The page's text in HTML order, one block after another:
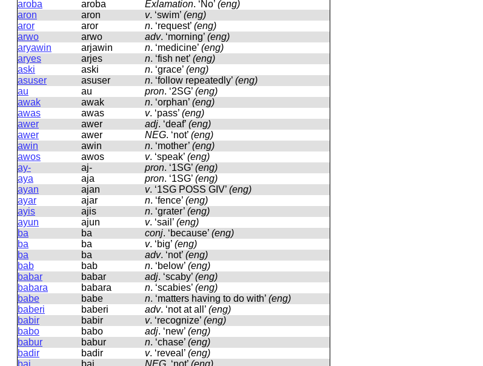
aroba
aroba Exlamation. ‘No’ (eng)
aron
aron v. ‘swim’ (eng)
aror
aror n. ‘request’ (eng)
arwo
arwo adv. ‘morning’ (eng)
aryawin
arjawin n. ‘medicine’ (eng)
aryes
arjes n. ‘fish net’ (eng)
aski
aski n. ‘grace’ (eng)
asuser
asuser n. ‘follow repeatedly’ (eng)
au
au pron. ‘2SG’ (eng)
awak
awak n. ‘orphan’ (eng)
awas
awas v. ‘pass’ (eng)
awer
awer adj. ‘deaf’ (eng)
awer
awer NEG. ‘not’ (eng)
awin
awin n. ‘mother’ (eng)
awos
awos v. ‘speak’ (eng)
ay-
aj- pron. ‘1SG’ (eng)
aya
aja pron. ‘1SG’ (eng)
ayan
ajan v. ‘1SG POSS GIV’ (eng)
ayar
ajar n. ‘fence’ (eng)
ayis
ajis n. ‘grater’ (eng)
ayun
ajun v. ‘sail’ (eng)
ba
ba conj. ‘because’ (eng)
ba
ba v. ‘big’ (eng)
ba
ba adv. ‘not’ (eng)
bab
bab n. ‘below’ (eng)
babar
babar adj. ‘scaby’ (eng)
babara
babara n. ‘scabies’ (eng)
babe
babe n. ‘matters having to do with’ (eng)
baberi
baberi adv. ‘not at all’ (eng)
babir
babir v. ‘recognize’ (eng)
babo
babo adj. ‘new’ (eng)
babur
babur n. ‘chase’ (eng)
badir
badir v. ‘reveal’ (eng)
bai
bai NEG ‘not’ (eng)